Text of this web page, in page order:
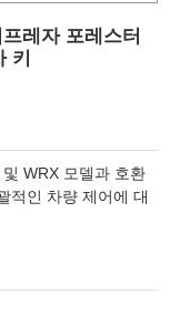
레자 포레스터
키
WRX 모델과 호환
적인 차량 제어에 대